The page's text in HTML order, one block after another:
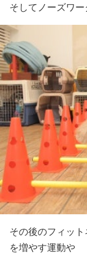
そしてノーズワー
その後のフィッ
を増やす運動や